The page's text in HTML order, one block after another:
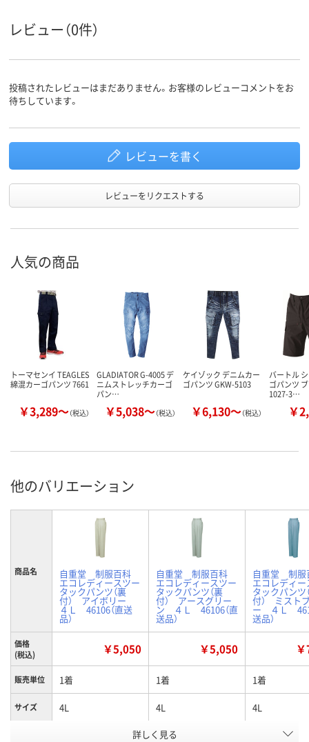
レビュー（0件）
投稿されたレビューはまだありません。お客様のレビューコメントをお
待ちしています。
レビューを書く
レビューをリクエストする
人気の商品
トーマセンイ TEAGLES
綿混カーゴパンツ 7661
￥3,289～（税込）
GLADIATOR G-4005 デ
ニムストレッチカーゴ
パン…
￥5,038～（税込）
ケイゾック デニムカー
ゴパンツ GKW-5103
￥6,130～（税込）
バートル
ゴパンツ
1027-3…
￥
他のバリエーション
商品名 自重堂 制服百科
エコレディースツー
タックパンツ（裏
付） アイボリー
４Ｌ 46106（直送
品）
自重堂 制服百科
エコレディースツー
タックパンツ（裏
付） アースグリー
ン ４Ｌ 46106（直
送品）
自重堂 制
エコレディ
タックパンツ
付） ミスト
ー ４Ｌ
送品）
価格
(税込)
￥5,050 ￥5,050
販売単位 1着 1着 1着
サイズ 4L 4L 4L
アースグリーン ミストブルー
詳しく見る